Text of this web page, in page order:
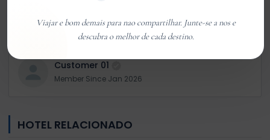
You mustlog into write review
Customer 01
Member Since Jan 2026
HOTEL RELACIONADO
Viajar e bom demais para nao compartilhar. Junte-se a nos e
descubra o melhor de cada destino.